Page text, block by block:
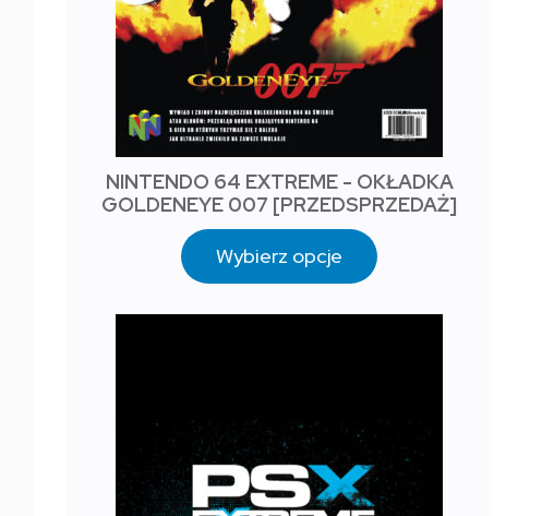
NINTENDO 64 EXTREME - OKŁADKA
GOLDENEYE 007 [PRZEDSPRZEDAŻ]
Wybierz opcje